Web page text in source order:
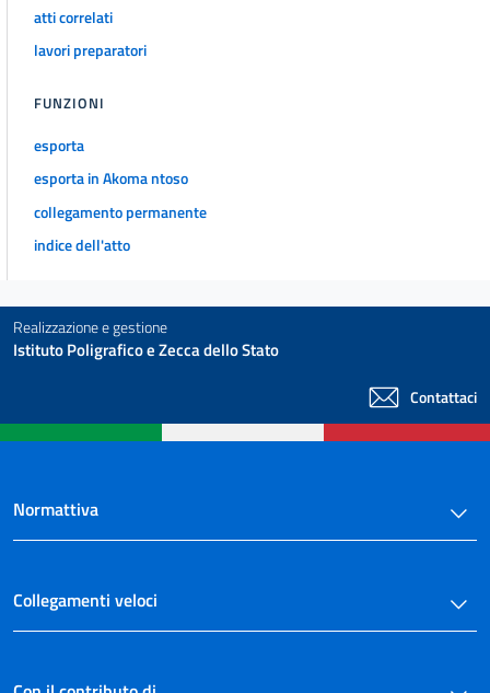
atti correlati
lavori preparatori
FUNZIONI
esporta
esporta in Akoma ntoso
collegamento permanente
indice dell'atto
Realizzazione e gestione
Istituto Poligrafico e Zecca dello Stato
Contattaci
Normattiva
Collegamenti veloci